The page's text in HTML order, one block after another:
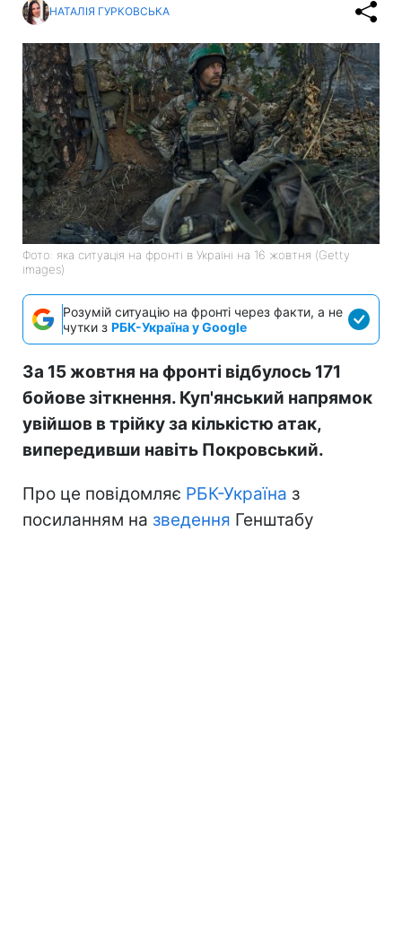
НАТАЛІЯ ГУРКОВСЬКА
Фото: яка ситуація на фронті в Україні на 16 жовтня (Getty
images)
Розумій ситуацію на фронті через факти, а не
чутки з РБК-Україна у Google
За 15 жовтня на фронті відбулось 171
бойове зіткнення. Куп'янський напрямок
увійшов в трійку за кількістю атак,
випередивши навіть Покровський.
Про це повідомляє РБК-Україна з
посиланням на зведення Генштабу